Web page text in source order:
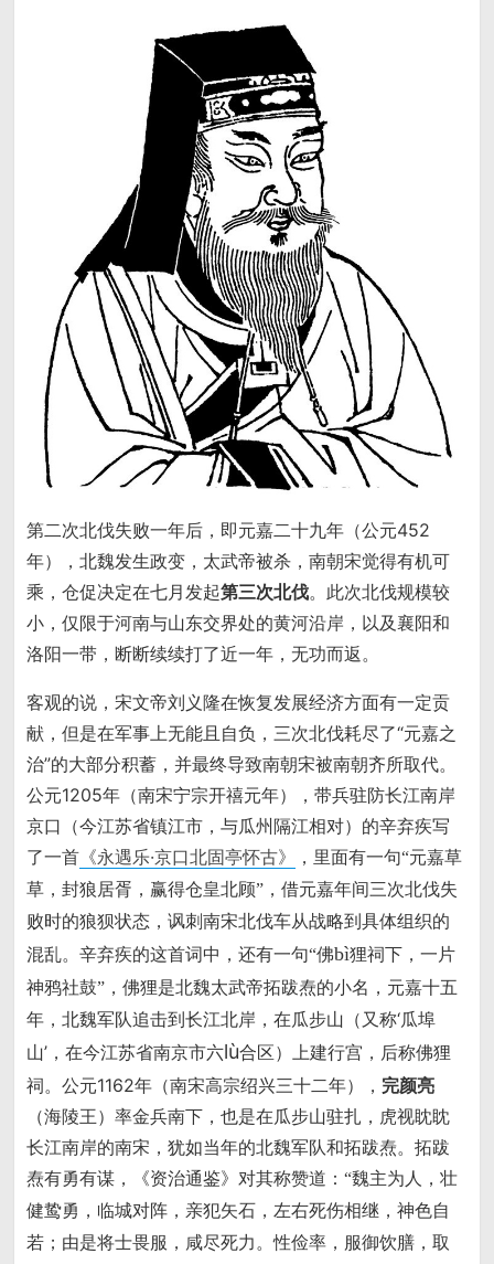
第二次北伐失败一年后，即元嘉二十九年（公元452
年），北魏发生政变，太武帝被杀，南朝宋觉得有机可
乘，仓促决定在七月发起第三次北伐。此次北伐规模较
小，仅限于河南与山东交界处的黄河沿岸，以及襄阳和
洛阳一带，断断续续打了近一年，无功而返。
客观的说，宋文帝刘义隆在恢复发展经济方面有一定贡
献，但是在军事上无能且自负，三次北伐耗尽了“元嘉之
治”的大部分积蓄，并最终导致南朝宋被南朝齐所取代。
公元1205年（南宋宁宗开禧元年），带兵驻防长江南岸
京口（今江苏省镇江市，与瓜州隔江相对）的辛弃疾写
了一首 《永遇乐·京口北固亭怀古》 ，里面有一句“元嘉草
草，封狼居胥，赢得仓皇北顾” ，借元嘉年间三次北伐失
败时的狼狈状态，讽刺南宋北伐车从战略到具体组织的
混乱。辛弃疾的这首词中，还有一句“佛bì狸祠下，一片
神鸦社鼓” ，佛狸是北魏太武帝拓跋焘的小名，元嘉十五
年，北魏军队追击到长江北岸，在瓜步山（又称‘瓜埠
山’，在今江苏省南京市六lù合区）上建行宫，后称佛狸
祠。公元1162年（南宋高宗绍兴三十二年）， 完颜亮
（海陵王）率金兵南下，也是在瓜步山驻扎，虎视眈眈
长江南岸的南宋，犹如当年的北魏军队和拓跋焘。拓跋
焘有勇有谋，《资治通鉴》对其称赞道：“魏主为人，壮
健鸷勇，临城对阵，亲犯矢石，左右死伤相继，神色自
若；由是将士畏服，咸尽死力。性俭率，服御饮膳，取